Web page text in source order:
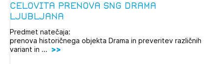
Celovita prenova SNG Drama
Ljubljana
Predmet natečaja:
prenova historičnega objekta Drama in preveritev različnih
variant in ...